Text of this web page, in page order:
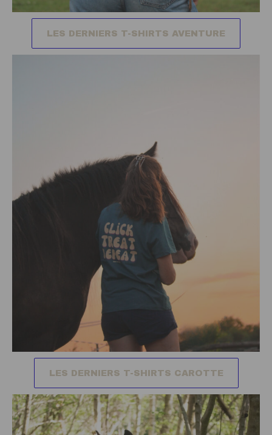
LES DERNIERS T-SHIRTS AVENTURE
LES DERNIERS T-SHIRTS CAROTTE